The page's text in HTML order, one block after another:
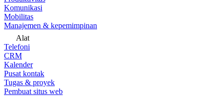
Komunikasi
Mobilitas
Manajemen & kepemimpinan
Alat
Telefoni
CRM
Kalender
Pusat kontak
Tugas & proyek
Pembuat situs web